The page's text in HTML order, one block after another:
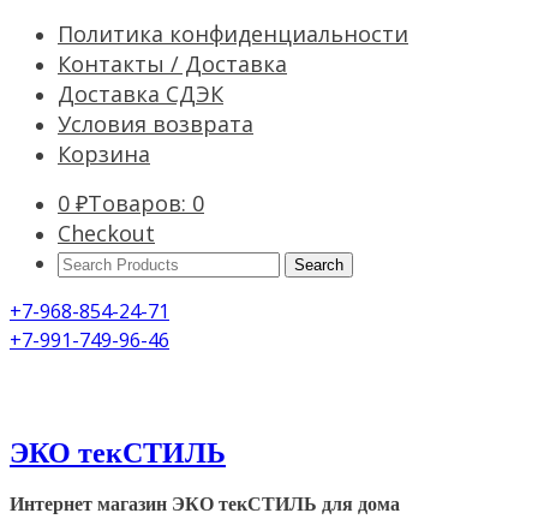
Политика конфиденциальности
Контакты / Доставка
Доставка СДЭК
Условия возврата
Корзина
0 ₽Товаров: 0
Checkout
Search
+7-968-854-24-71
+7-991-749-96-46
ЭКО текСТИЛЬ
Интернет магазин ЭКО текСТИЛЬ для дома